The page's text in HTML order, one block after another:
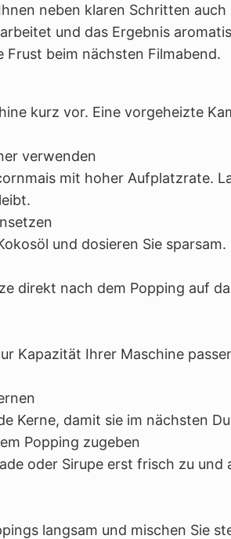
neben klaren Schritten
und das Ergebnis
beim nächsten Filmabend.
kurz vor. Eine vorgeheizte
verwenden
mit hoher Aufplatzrate.
und dosieren Sie
direkt nach dem Popping auf
Kapazität Ihrer Maschine
Kerne, damit sie im nächsten
Popping zugeben
oder Sirupe erst frisch zu
langsam und mischen Sie